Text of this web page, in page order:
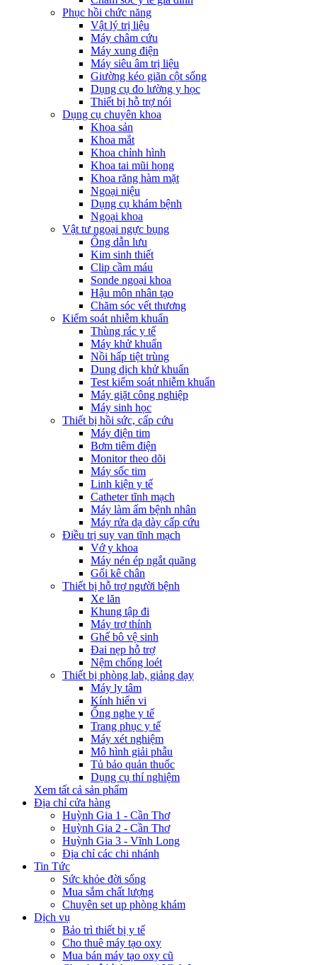
Phục hồi chức năng
Vật lý trị liệu
Máy châm cứu
Máy xung điện
Máy siêu âm trị liệu
Giường kéo giãn cột sống
Dụng cụ đo lường y học
Thiết bị hỗ trợ nói
Dụng cụ chuyên khoa
Khoa sản
Khoa mắt
Khoa chỉnh hình
Khoa tai mũi họng
Khoa răng hàm mặt
Ngoại niệu
Dụng cụ khám bệnh
Ngoại khoa
Vật tư ngoại ngực bụng
Ống dẫn lưu
Kim sinh thiết
Clip cầm máu
Sonde ngoại khoa
Hậu môn nhân tạo
Chăm sóc vết thương
Kiểm soát nhiễm khuẩn
Thùng rác y tế
Máy khử khuẩn
Nồi hấp tiệt trùng
Dung dịch khử khuẩn
Test kiểm soát nhiễm khuẩn
Máy giặt công nghiệp
Máy sinh học
Thiết bị hồi sức, cấp cứu
Máy điện tim
Bơm tiêm điện
Monitor theo dõi
Máy sốc tim
Linh kiện y tế
Catheter tĩnh mạch
Máy làm ấm bệnh nhân
Máy rửa dạ dày cấp cứu
Điều trị suy van tĩnh mạch
Vớ y khoa
Máy nén ép ngắt quãng
Gối kê chân
Thiết bị hỗ trợ người bệnh
Xe lăn
Khung tập đi
Máy trợ thính
Ghế bô vệ sinh
Đai nẹp hỗ trợ
Nệm chống loét
Thiết bị phòng lab, giảng dạy
Máy ly tâm
Kính hiển vi
Ống nghe y tế
Trang phục y tế
Máy xét nghiệm
Mô hình giải phẫu
Tủ bảo quản thuốc
Dụng cụ thí nghiệm
Xem tất cả sản phẩm
Địa chỉ cửa hàng
Huỳnh Gia 1 - Cần Thơ
Huỳnh Gia 2 - Cần Thơ
Huỳnh Gia 3 - Vĩnh Long
Địa chỉ các chi nhánh
Tin Tức
Sức khỏe đời sống
Mua sắm chất lượng
Chuyên set up phòng khám
Dịch vụ
Bảo trì thiết bị y tế
Cho thuê máy tạo oxy
Mua bán máy tạo oxy cũ